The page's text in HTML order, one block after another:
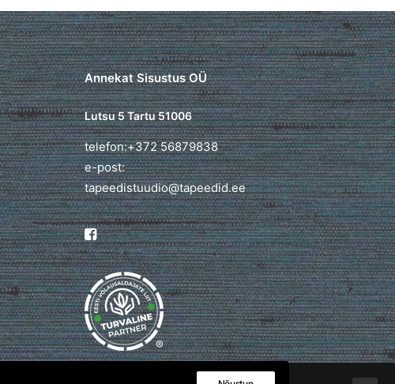
Annekat Sisustus OÜ
Lutsu 5 Tartu 51006
telefon:+372 56879838
e-post:
tapeedistuudio@tapeedid.ee
®